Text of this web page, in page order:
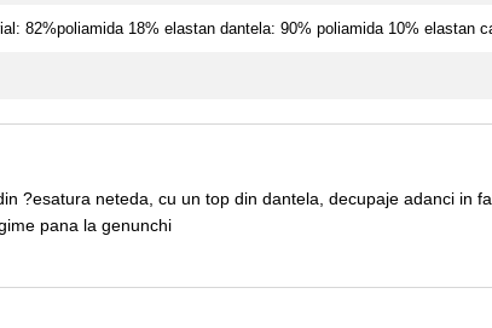
82%poliamida 18% elastan dantela: 90% poliamida 10% elastan
?esatura neteda, cu un top din dantela, decupaje adanci
pana la genunchi